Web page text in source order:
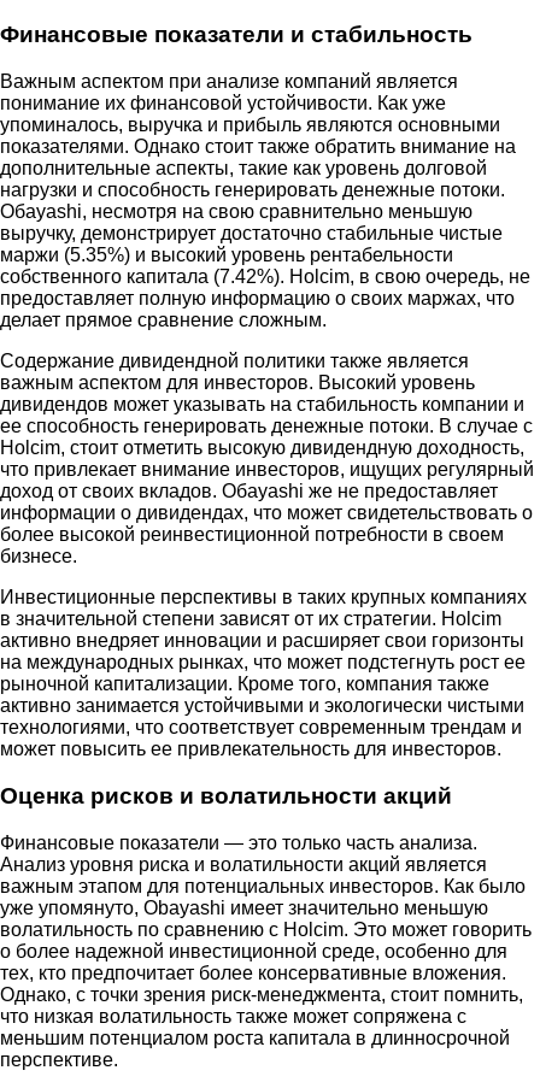
Финансовые показатели и стабильность
Важным аспектом при анализе компаний является
понимание их финансовой устойчивости. Как уже
упоминалось, выручка и прибыль являются основными
показателями. Однако стоит также обратить внимание на
дополнительные аспекты, такие как уровень долговой
нагрузки и способность генерировать денежные потоки.
Обayashi, несмотря на свою сравнительно меньшую
выручку, демонстрирует достаточно стабильные чистые
маржи (5.35%) и высокий уровень рентабельности
собственного капитала (7.42%). Holcim, в свою очередь, не
предоставляет полную информацию о своих маржах, что
делает прямое сравнение сложным.
Содержание дивидендной политики также является
важным аспектом для инвесторов. Высокий уровень
дивидендов может указывать на стабильность компании и
ее способность генерировать денежные потоки. В случае с
Holcim, стоит отметить высокую дивидендную доходность,
что привлекает внимание инвесторов, ищущих регулярный
доход от своих вкладов. Обayashi же не предоставляет
информации о дивидендах, что может свидетельствовать о
более высокой реинвестиционной потребности в своем
бизнесе.
Инвестиционные перспективы в таких крупных компаниях
в значительной степени зависят от их стратегии. Holcim
активно внедряет инновации и расширяет свои горизонты
на международных рынках, что может подстегнуть рост ее
рыночной капитализации. Кроме того, компания также
активно занимается устойчивыми и экологически чистыми
технологиями, что соответствует современным трендам и
может повысить ее привлекательность для инвесторов.
Оценка рисков и волатильности акций
Финансовые показатели — это только часть анализа.
Анализ уровня риска и волатильности акций является
важным этапом для потенциальных инвесторов. Как было
уже упомянуто, Obayashi имеет значительно меньшую
волатильность по сравнению с Holcim. Это может говорить
о более надежной инвестиционной среде, особенно для
тех, кто предпочитает более консервативные вложения.
Однако, с точки зрения риск-менеджмента, стоит помнить,
что низкая волатильность также может сопряжена с
меньшим потенциалом роста капитала в длинносрочной
перспективе.